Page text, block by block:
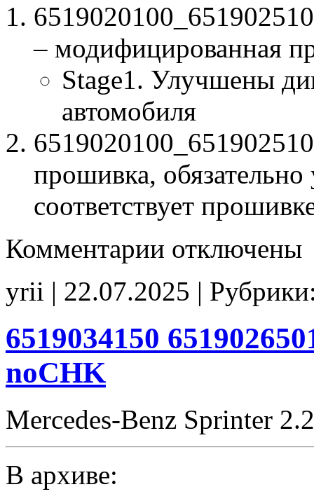
– модифицированная
Stage1. Улучшены
автомобиля
прошивка, обязательно
соответствует
Комментарии записи
6519038214
Stage1
отключены
yrii | 22.07.2025 |
6519034150
noCHK
Mercedes-Benz Sprinter 2.2
В архиве: